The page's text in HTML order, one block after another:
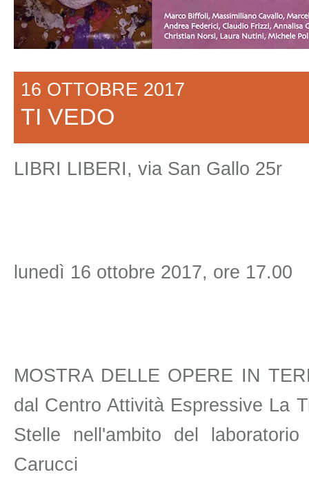
16 OTTOBRE 2017
TI VEDO
LIBRI LIBERI, via San Gallo 25r
lunedì 16 ottobre 2017, ore 17.00
MOSTRA DELLE OPERE IN
dal Centro Attività Espressive La
Stelle nell'ambito del
Carucci